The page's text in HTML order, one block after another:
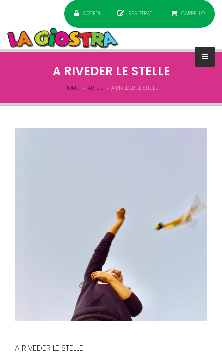
ACCEDI REGISTRATI CARRELLO
A RIVEDER LE STELLE
HOME ARTE È A RIVEDER LE STELLE
A RIVEDER LE STELLE